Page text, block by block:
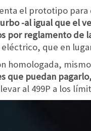
el prototipo
-al igual que el
por reglamento de
que en
homologada,
que puedan
al 499P a los